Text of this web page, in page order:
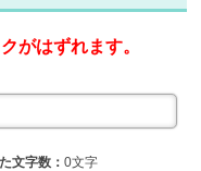
がはずれます。
文字数：0文字